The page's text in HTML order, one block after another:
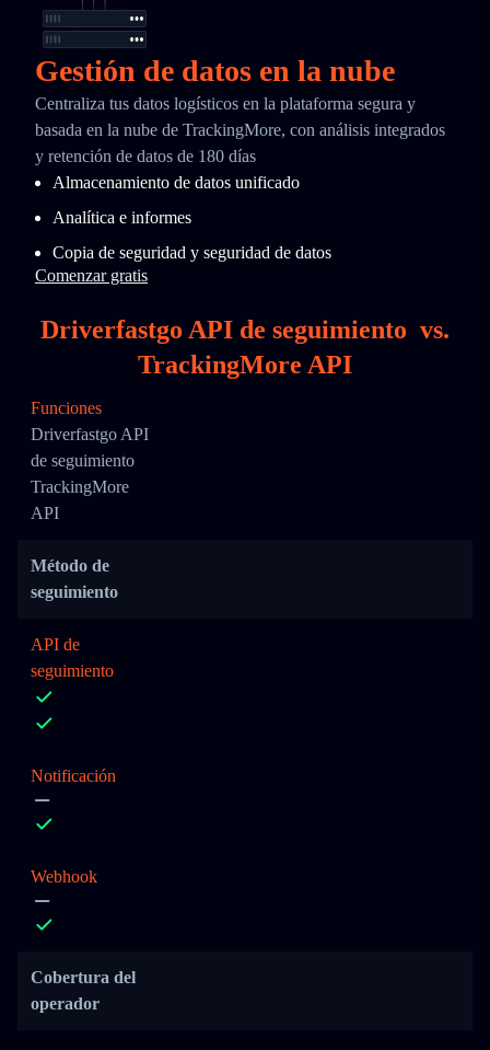
Gestión de datos en la nube
Centraliza tus datos logísticos en la plataforma segura y
basada en la nube de TrackingMore, con análisis integrados
y retención de datos de 180 días
Almacenamiento de datos unificado
Analítica e informes
Copia de seguridad y seguridad de datos
Comenzar gratis
Driverfastgo API de seguimiento vs.
TrackingMore API
Funciones
Driverfastgo API
de seguimiento
TrackingMore
API
Método de
seguimiento
API de
seguimiento
Notificación
Webhook
Cobertura del
operador